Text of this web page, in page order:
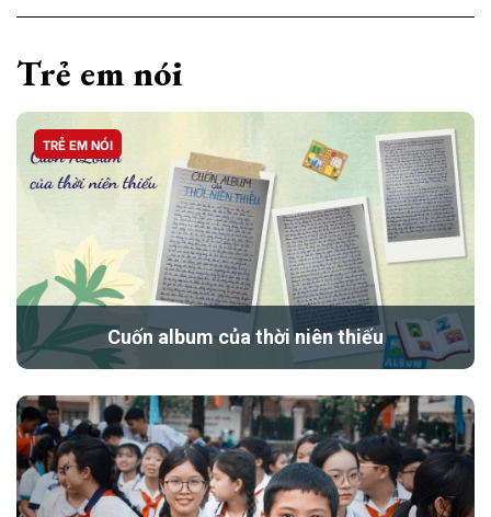
Trẻ em nói
TRẺ EM NÓI
Cuốn album của thời niên thiếu